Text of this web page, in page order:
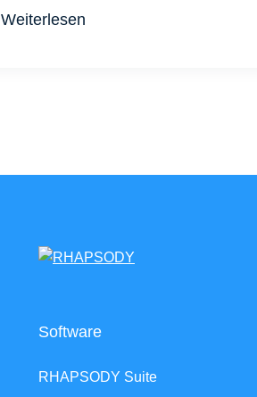
Weiterlesen
Software
RHAPSODY Suite